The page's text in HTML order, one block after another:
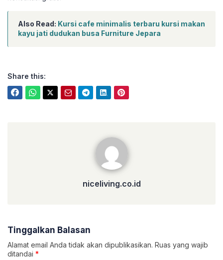
Also Read: Kursi cafe minimalis terbaru kursi makan
kayu jati dudukan busa Furniture Jepara
Share this:
niceliving.co.id
Tinggalkan Balasan
Alamat email Anda tidak akan dipublikasikan. Ruas yang wajib
ditandai *